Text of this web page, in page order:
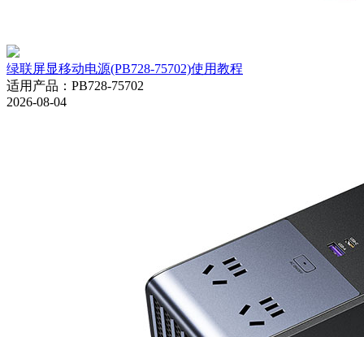
绿联屏显移动电源(PB728-75702)使用教程
适用产品 ： PB728-75702
2026-08-04